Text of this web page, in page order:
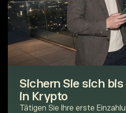
Sichern Sie sich bis
in Krypto
Tätigen Sie Ihre erste